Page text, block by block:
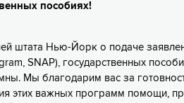
пособиях!
штата Нью-Йорк о подаче
SNAP), государственных
Мы благодарим вас за
этих важных программ помощи,